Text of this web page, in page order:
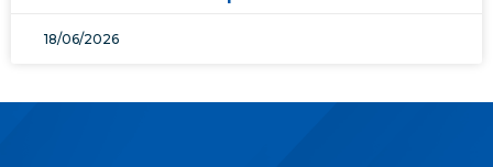
18/06/2026